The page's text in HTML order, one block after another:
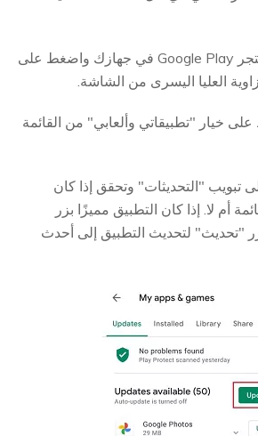
انتقل إلى متجر Google Play في جهازك واضغط على
العليا اليسرى من الشاشة.
خيار "تطبيقاتي وألعابي" من القائمة
تبويب "التحديثات" وتحقق إذا كان
أم لا. إذا كان التطبيق مميزًا بزر
"تحديث" لتحديث التطبيق إلى أحدث